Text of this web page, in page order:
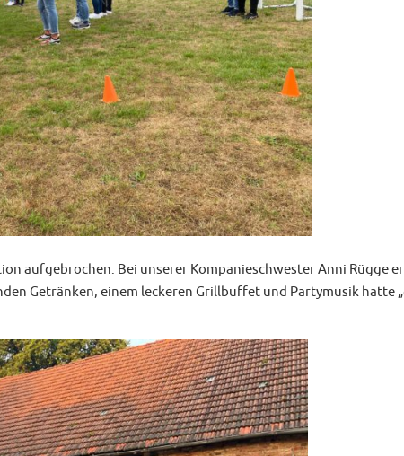
aufgebrochen. Bei unserer Kompanieschwester Anni Rügge
Getränken, einem leckeren Grillbuffet und Partymusik hatte